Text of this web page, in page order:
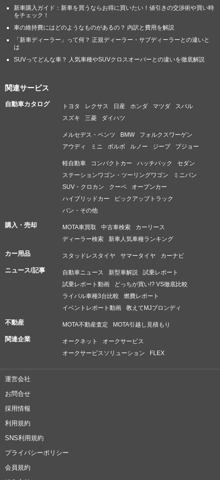
新車購入ガイド：新車を買うならお得に買いたい！値引きの交渉術や買い時
をチェック！
車の維持費にはどのようなものがあるの？ 内訳と費用を解説
「新車ディーラー」って何？ 正規ディーラー・サブディーラーとの違いと
は
SUVってどんな車？ 人気車種やSUVクロスオーバーとの違いを徹底解説
関連サービス
自動車カタログ トヨタ レクサス 日産 ホンダ マツダ
スバル
スズキ
三菱 ダイハツ
メルセデス・ベンツ BMW
フォルクスワーゲン
アウディ
ミニ ボルボ ルノー ジープ プジョー
軽自動車 コンパクトカー ハッチバック
セダン
ステーションワゴン・ツーリングワゴン
ミニバン
SUV・クロカン
クーペ
オープンカー
ハイブリッドカー
ピックアップトラック
バン・その他
購入・売却 MOTA車買取 中古車検索
カーリース
ディーラー検索
新車人気車種ランキング
カー用品 スタッドレスタイヤ サマータイヤ カーナビ
ニュース/記事 自動車ニュース 新型車解説
試乗レポート
試乗レポート動画
どっちが買い!? VS徹底比較
ライバル車種3台比較
燃費レポート
イベントレポート動画
教えてMJブロンディ
不動産 MOTA不動産査定 MOTA引越し見積もり
関連企業 オークネット
オークサービス
オークサービスソリューション
FLEX
運営会社
お問合せ
採用情報
利用規約
SNS利用規約
プライバシーポリシー
会員規約